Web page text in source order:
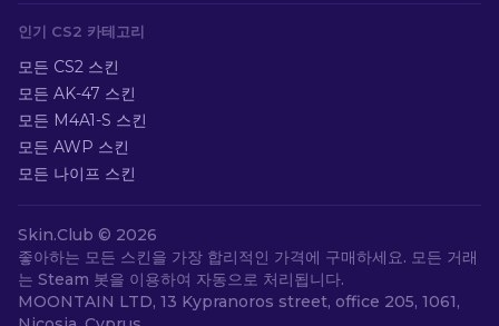
인기 CS2 카테고리
모든 CS2 스킨
모든 AK-47 스킨
모든 M4A1-S 스킨
모든 AWP 스킨
모든 나이프 스킨
Skin.Club © 2026
좋아하는 모든 스킨을 가장 합리적인 가격에 구매하세요. 모든 거래
는 Steam 봇을 이용하여 자동으로 처리됩니다.
MOONTAIN LTD, 13 Kypranoros street, office 205, 1061,